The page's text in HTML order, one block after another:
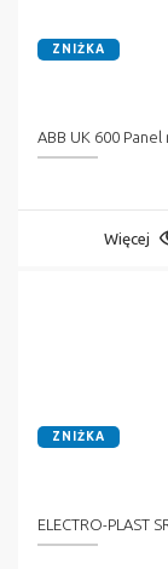
ZNIŻKA
ABB UK 600
Więcej
ZNIŻKA
ELECTRO-PLAST